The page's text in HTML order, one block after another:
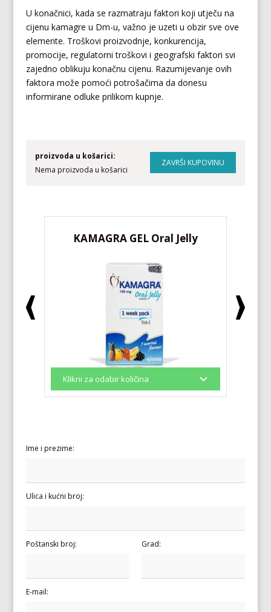
U konačnici, kada se razmatraju faktori koji utječu na
cijenu kamagre u Dm-u, važno je uzeti u obzir sve ove
elemente. Troškovi proizvodnje, konkurencija,
promocije, regulatorni troškovi i geografski faktori svi
zajedno oblikuju konačnu cijenu. Razumijevanje ovih
faktora može pomoći potrošačima da donesu
informirane odluke prilikom kupnje.
proizvoda u košarici:
Nema proizvoda u košarici
KAMAGRA GEL Oral Jelly
Ime i prezime:
Ulica i kućni broj:
Poštanski broj: Grad:
E-mail: